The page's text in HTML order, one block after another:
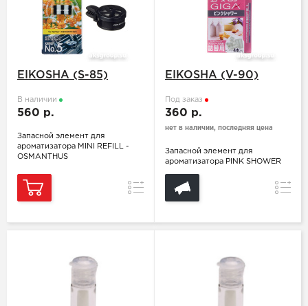
EIKOSHA (S-85)
В наличии
560 р.
Запасной элемент для
ароматизатора MINI REFILL -
OSMANTHUS
Сравнение
EIKOSHA (V-90)
Под заказ
360 р.
нет в наличии, последняя цена
Запасной элемент для
ароматизатора PINK SHOWER